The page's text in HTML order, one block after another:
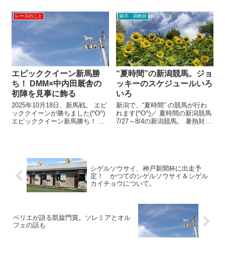
サイ 登録馬にシャフリヤールの
名前があるだけで、なんだか背
筋が伸びる思い。 今年のクラシ
ックも大詰めが近づいてきた
ナ…...
来日するドックランズは、5歳牡
馬。 英国のマイル戦・クイーン
アンSの覇者。 G1勝ち馬です🏆
ジャンタルマンタルやア...
レースのこと
エピッククイーン新馬勝
ち！ DMM×中内田厩舎の
初陣を見事に飾る
2025年10月18日、新馬戦。 エピ
ッククイーンが勝ちました(^O^)
エピッククイーン新馬勝ち！ 牝
ークで逃げ...
騎手・調教師
“夏時間”の新潟競馬。ジョ
ッキーのスケジュールいろ
いろ
新潟で、“夏時間” の競馬が行わ
れます(^O^)／ 夏時間の新潟競馬
7/27～8/4の新潟競馬。 暑熱対策
シゲルソウサイ、神戸新聞杯に出走予
定！ かつてのシゲルソウサイ＆シゲル
カイチョウについて。
ペリエが語る凱旋門賞。ソレミアとオル
フェの話も